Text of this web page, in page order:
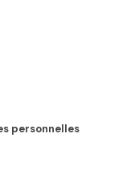
personnelles